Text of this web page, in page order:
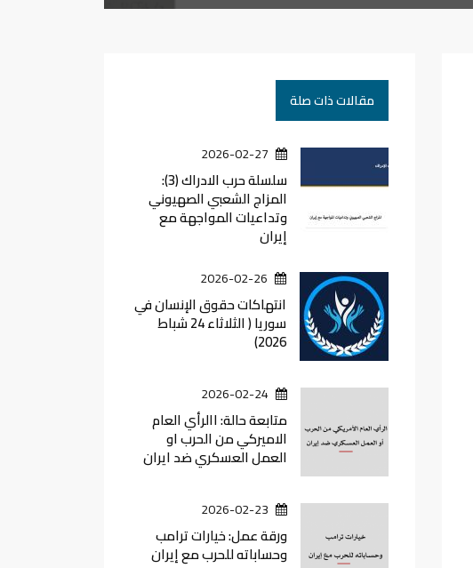
مقالات ذات صلة
2026-02-27
سلسلة حرب الادراك (3):
المزاج الشعبي الصهيوني
وتداعيات المواجهة مع
إيران
2026-02-26
انتهاكات حقوق الإنسان في
سوريا ( الثلاثاء 24 شباط
2026)
2026-02-24
متابعة حالة: االرأي العام
الاميركي من الحرب او
العمل العسكري ضد ايران
2026-02-23
ورقة عمل: خيارات ترامب
وحساباته للحرب مع إيران